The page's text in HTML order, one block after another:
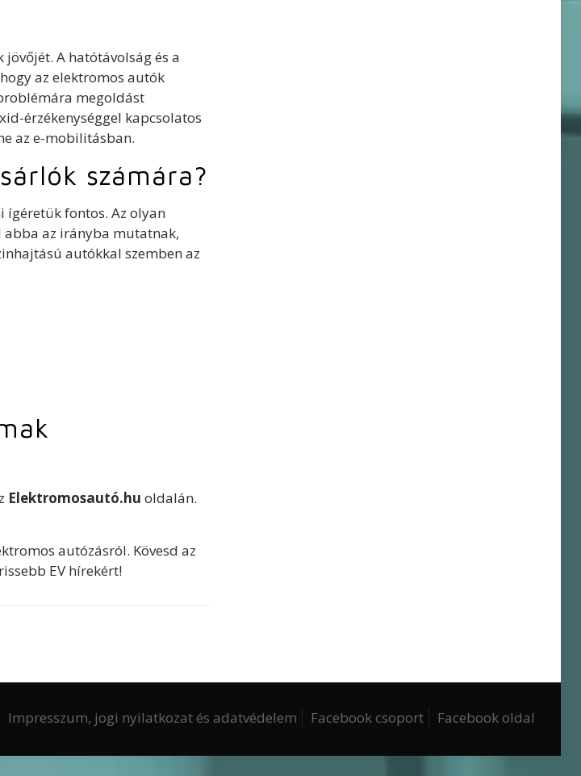
A hatótávolság és a
az elektromos autók
megoldást
érzékenységgel kapcsolatos
az e-mobilitásban.
számára?
fontos. Az olyan
abba az irányba mutatnak,
autókkal szemben az
Elektromosautó.hu oldalán.
autózásról. Kövesd az
EV hírekért!
Impresszum, jogi nyilatkozat és adatvédelem Facebook csoport Facebook oldal